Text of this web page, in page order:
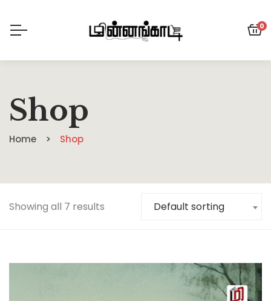
0
Shop
Home Shop
Showing all 7 results Default sorting